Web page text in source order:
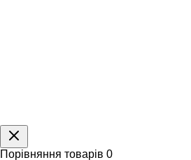
Порівняння товарів 0